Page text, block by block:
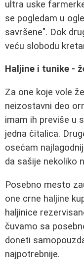
ultra uske
se pogledam u
savršene". Dok
veću slobodu
Haljine i tunike -
Za one koje vole
neizostavni deo
imam ih previše u
jedna čitalica.
osećam
da sašije nekoliko
Posebno mesto
one crne haljine
haljinice
čuvamo sa
doneti
najpotrebnije.